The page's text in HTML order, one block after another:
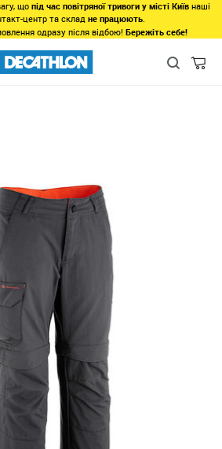
що під час повітряної тривоги у місті Київ наші
центр та склад не працюють.
одразу після відбою! Бережіть себе!
Кемпiнг Туризм - Походи - Трекінг